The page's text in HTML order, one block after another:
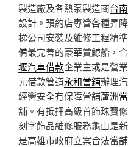
製造廠及各熱泵製造商台
設計。預約店專營各種昇
梯公司安裝及維修工程精
備最完善的豪華賞鯨船，
壢汽車借款企業主或是營
元借款管道永和當鋪辦理
經營安全有保障當舖蘆洲
舖。有抵押高級首飾珠寶
刻字飾品維修服務龜山是
是高雄市政府立案合法當